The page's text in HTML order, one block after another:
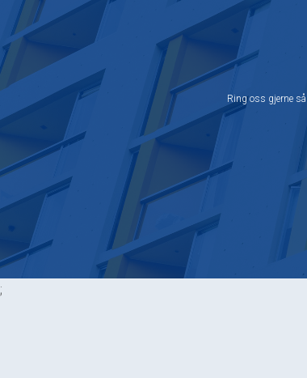
Ring oss gjerne
;